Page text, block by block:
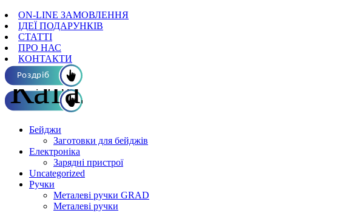
ON-LINE ЗАМОВЛЕННЯ
ІДЕЇ ПОДАРУНКІВ
СТАТТІ
ПРО НАС
КОНТАКТИ
Роздріб
Каталог ОПТ
Бейджи
Заготовки для бейджів
Електроніка
Зарядні пристрої
Uncategorized
Ручки
Металеві ручки GRAD
Металеві ручки